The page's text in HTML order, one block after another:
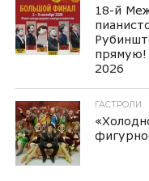
18-й
прямую!
2026
ГАСТРОЛИ